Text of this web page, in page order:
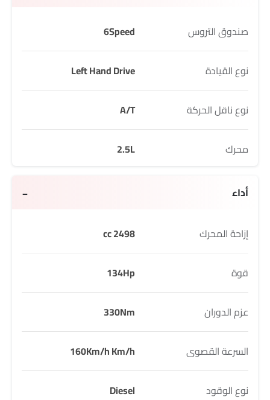
صندوق التروس 6Speed
نوع القيادة Left Hand Drive
نوع ناقل الحركة A/T
محرك 2.5L
أداء
إزاحة المحرك 2498 cc
قوة 134Hp
عزم الدوران 330Nm
السرعة القصوى 160Km/h Km/h
نوع الوقود Diesel